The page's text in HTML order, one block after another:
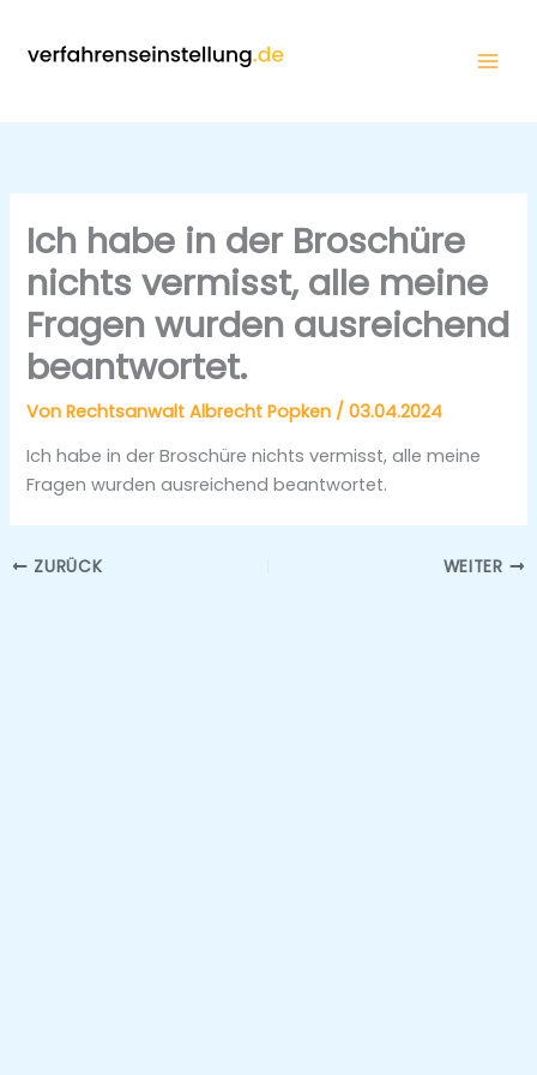
Ich habe in der Broschüre
nichts vermisst, alle meine
Fragen wurden ausreichend
beantwortet.
VonRechtsanwalt Albrecht Popken /03.04.2024
Ich habe in der Broschüre nichts vermisst, alle meine
Fragen wurden ausreichend beantwortet.
ZURÜCK WEITER